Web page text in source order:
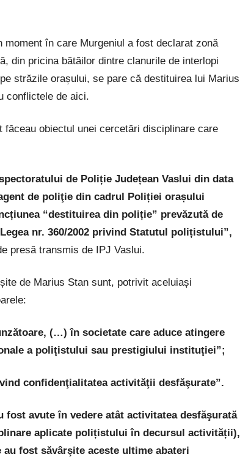
în care Murgeniul a fost declarat zonă
din pricina bătăilor dintre clanurile de interlopi
străzile orașului, se pare că destituirea lui Marius
conflictele de aici.
făceau obiectul unei cercetări disciplinare care
de Poliție Județean Vaslui din data
de poliţie din cadrul Poliției orașului
“destituirea din poliție” prevăzută de
nr. 360/2002 privind Statutul polițistului”,
presă transmis de IPJ Vaslui.
de Marius Stan sunt, potrivit aceluiași
(…) în societate care aduce atingere
a poliţistului sau prestigiului instituţiei”;
confidenţialitatea activităţii desfăşurate”.
fost avuteîn vedere atât activitatea desfăşurată
aplicate polițistului în decursul activității),
fost săvârşite aceste ultime abateri